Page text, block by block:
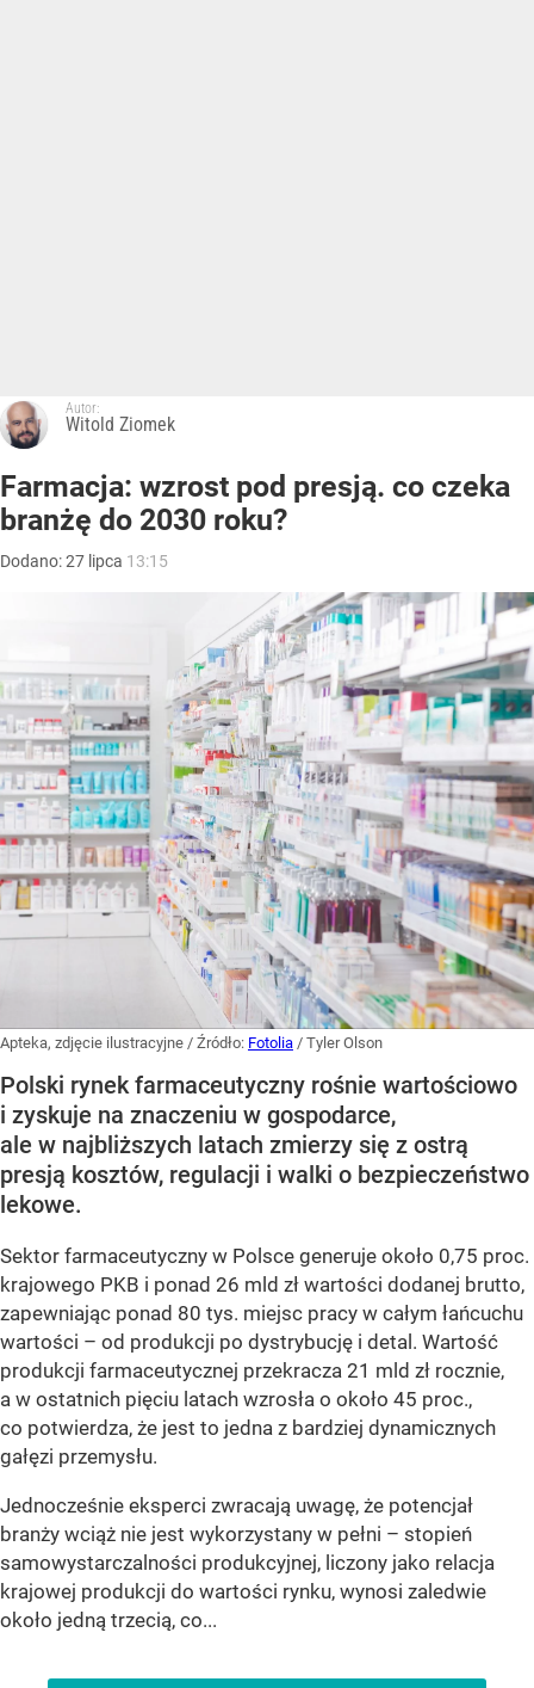
Autor:
Witold Ziomek
Farmacja: wzrost pod presją. co czeka
branżę do 2030 roku?
Dodano:27 lipca 13:15
Apteka, zdjęcie ilustracyjne / Źródło: Fotolia / Tyler Olson
Polski rynek farmaceutyczny rośnie wartościowo
i zyskuje na znaczeniu w gospodarce,
ale w najbliższych latach zmierzy się z ostrą
presją kosztów, regulacji i walki o bezpieczeństwo
lekowe.
Sektor farmaceutyczny w Polsce generuje około 0,75 proc.
krajowego PKB i ponad 26 mld zł wartości dodanej brutto,
zapewniając ponad 80 tys. miejsc pracy w całym łańcuchu
wartości – od produkcji po dystrybucję i detal. Wartość
produkcji farmaceutycznej przekracza 21 mld zł rocznie,
a w ostatnich pięciu latach wzrosła o około 45 proc.,
co potwierdza, że jest to jedna z bardziej dynamicznych
gałęzi przemysłu.
Jednocześnie eksperci zwracają uwagę, że potencjał
branży wciąż nie jest wykorzystany w pełni – stopień
samowystarczalności produkcyjnej, liczony jako relacja
krajowej produkcji do wartości rynku, wynosi zaledwie
około jedną trzecią, co...